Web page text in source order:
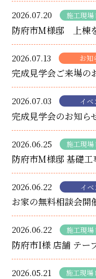
2026.07.20 施工現場
防府市M様邸 上棟
2026.07.13 お知
完成見学会ご来場の
2026.07.03 イベ
完成見学会のお知ら
2026.06.25 施工現場
防府市M様邸 基礎工
2026.06.22 イベ
お家の無料相談会開
2026.06.22 施工現場
防府市I様 店舗 テー
2026.05.21 施工現場